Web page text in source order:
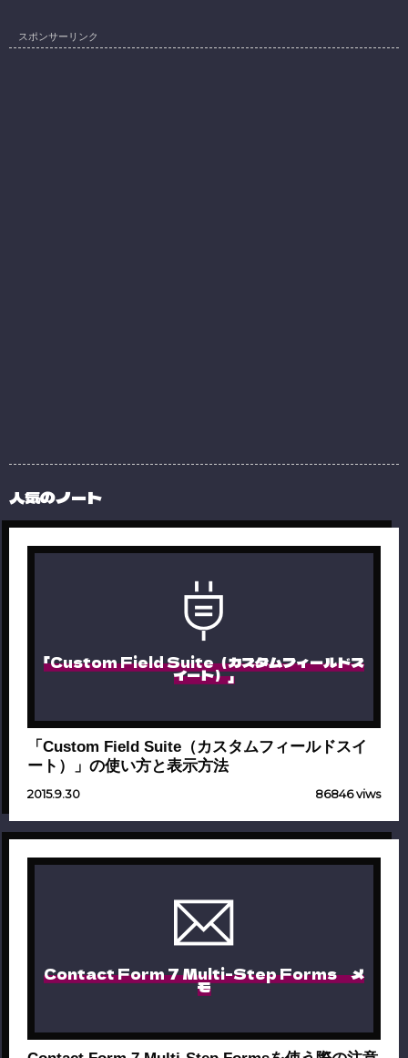
人気のノート
「Custom Field Suite（カスタムフィールドス
イート）」
「Custom Field Suite（カスタムフィールドスイ
ート）」の使い方と表示方法
2015.9.30 86846 viws
Contact Form 7 Multi-Step Forms メ
モ